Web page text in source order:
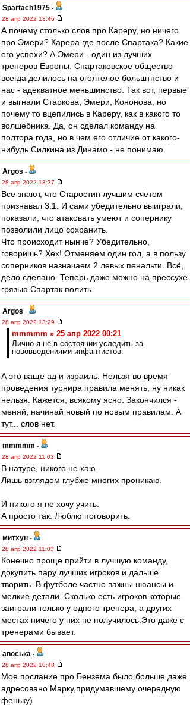
Spartach1975 -
28 апр 2022 13:46
А почему столько слов про Кареру, но ничего
про Эмери? Карера где после Спартака? Какие
его успехи? А Эмери - один из лучших
тренеров Европы. Спартаковское общество
всегда делилось на оголтелое больштнство и
нас - адекватное меньшинство. Так вот, первые
и выгнали Старкова, Эмери, Кононова, но
почему то вцепились в Кареру, как в какого то
волшебника. Да, он сделал команду на
полтора года, но в чем его отличие от какого-
нибудь Силкина из Динамо - не понимаю.
Argos -
28 апр 2022 13:37
Все знают, что Старостин лучшим счётом
признавал 3:1. И сами убедительно выиграли,
показали, что атаковать умеют и сопернику
позволили лицо сохранить.
Что происходит нынче? Убедительно,
говоришь? Хех! Отменяем один гол, а в пользу
соперников назначаем 2 левых пенальти. Всё,
дело сделано. Теперь даже можно на прессухе
грязью Спартак полить.
Argos -
28 апр 2022 13:29
mmmmm » 25 апр 2022 00:21
Лично я не в состоянии уследить за
нововведениями инфантистов.
А это ваще ад и израиль. Нельзя во время
проведения турнира правила менять, ну никак
нельзя. Кажется, всякому ясно. Закончился -
меняй, начинай новый по новым правилам. А
тут... слов нет.
mmmmm -
28 апр 2022 11:03
В натуре, никого не хаю.
Лишь взглядом глубже многих проникаю.
И никого я не хочу учить.
А просто так. Люблю поговорить.
митхун -
28 апр 2022 11:03
Конечно проще прийти в лучшую команду,
докупить пару лучших игроков и дальше
творить. В футболе частно важны нюансы и
мелкие детали. Сколько есть игроков которые
заиграли только у одного тренера, а других
местах ничего у них не получилось.Это даже с
тренерами бывает.
авоська -
28 апр 2022 10:48
Мое послание про Бензема было больше даже
адресовано Марку,придумавшему очередную
феньку)